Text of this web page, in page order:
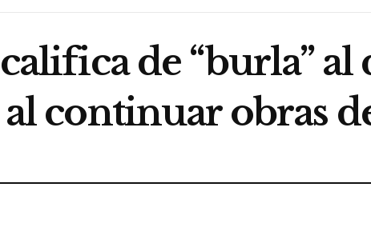
de “burla” al
continuar obras